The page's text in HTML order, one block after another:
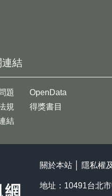
結
題
規
結
OpenData
得獎書目
關於本站 隱私權
地址：10491台北